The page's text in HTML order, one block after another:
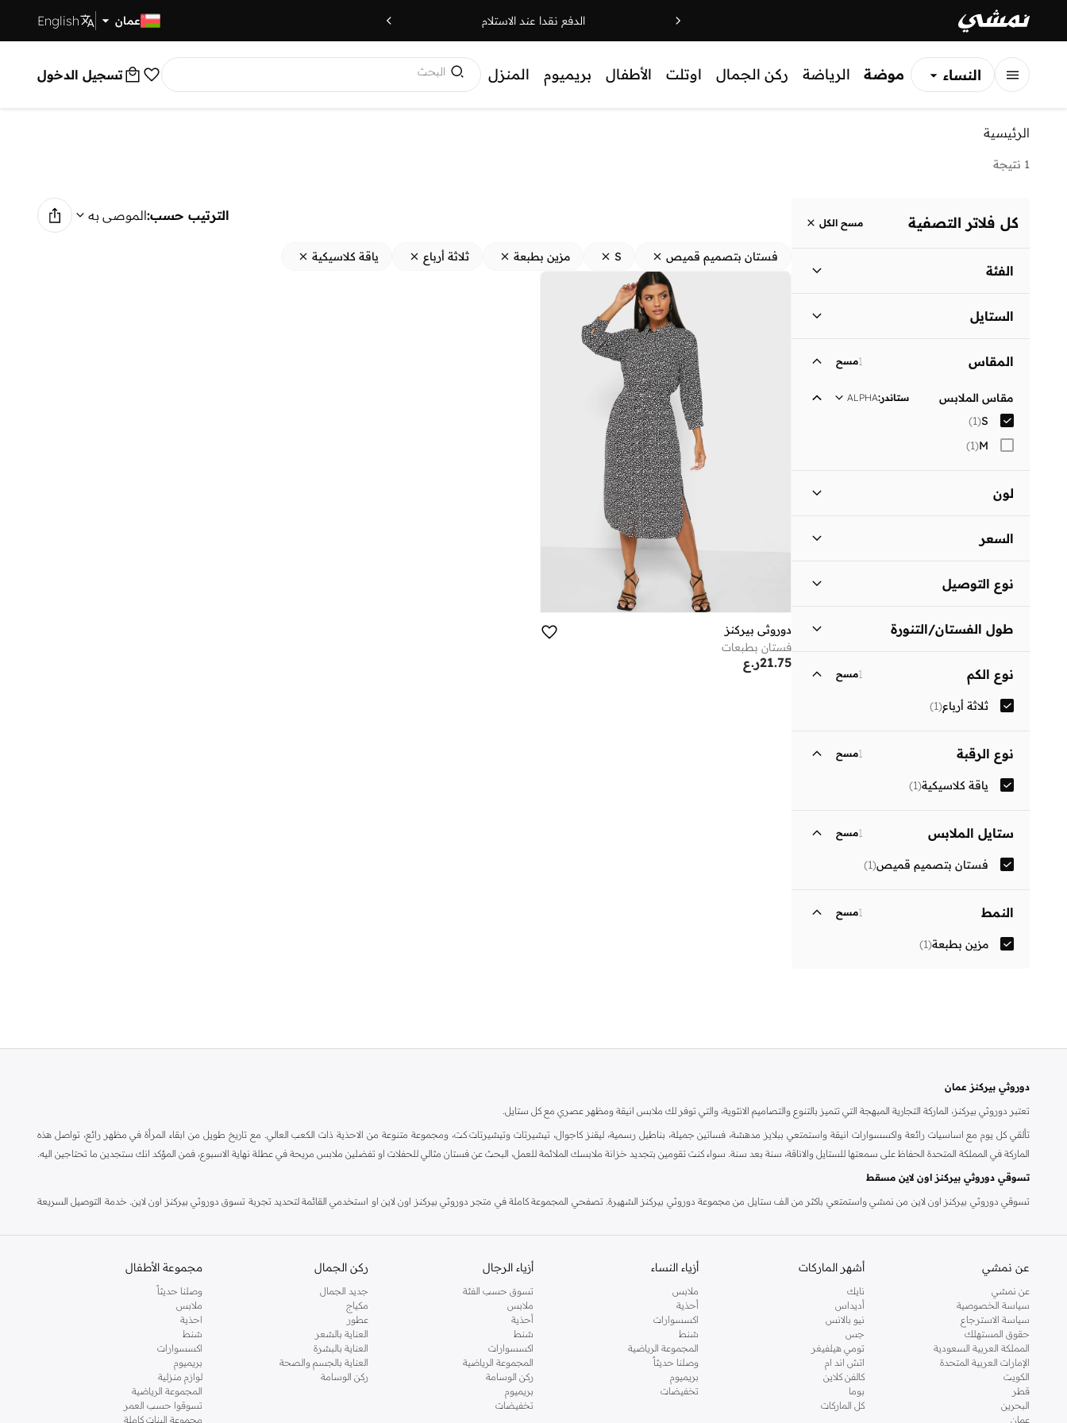
الدفع نقدا عند الاستلام عمان English
النساء
موضة الرياضة ركن الجمال اوتلت الأطفال بريميوم المنزل البحث تسجيل الدخول
الرئيسية
1 نتيجة
كل فلاتر التصفية مسح الكل
الفئة
نساء
الستايل
المقاس 1مسح
مقاس الملابس ستاندر:
ALPHA
S
(
1
)
M
(
1
)
لون
السعر
ر.ع
انطلق
نوع التوصيل
طول الفستان/التنورة
نوع الكم 1مسح
ثلاثة أرباع(
1
)
نوع الرقبة 1مسح
ياقة كلاسيكية(
1
)
ستايل الملابس 1مسح
فستان بتصميم قميص(
1
)
النمط 1مسح
مزين بطبعة(
1
)
الترتيب حسب:الموصى به
فستان بتصميم قميص S مزين بطبعة ثلاثة أرباع ياقة كلاسيكية
دوروثي بيركنز
فستان بطبعات
ر.ع21.75
دوروثي بيركنز عمان
تعتبر دوروثي بيركنز، الماركة التجارية المبهجة التي تتميز بالتنوع والتصاميم الانثوية، والتي توفر لك ملابس انيقة ومظهر عصري مع كل ستايل.
تألقي كل يوم مع اساسيات رائعة واكسسوارات انيقة واستمتعي ببلايز مدهشة، فساتين جميلة، بناطيل رسمية، ليقنز كاجوال، تيشيرتات وتيشيرتات كت، ومجموعة متنوعة من الاحذية ذات الكعب العالي. مع تاريخ طويل من ابقاء المرأة في مظهر رائع، تواصل هذه
الماركة في المملكة المتحدة الحفاظ على سمعتها للستايل والاناقة، سنة بعد سنة. سواء كنت تقومين بتجديد خزانة ملابسك الملائمة للعمل، البحث عن فستان مثالي للحفلات او تفضلين ملابس مريحة في عطلة نهاية الاسبوع، فمن المؤكد انك ستجدين ما تحتاجين اليه.
تسوقي دوروثي بيركنز اون لاين مسقط
تسوقي دوروثي بيركنز اون لاين من نمشي واستمتعي باكثر من الف ستايل من مجموعة دوروثي بيركنز الشهيرة. تصفحي المجموعة كاملة في متجر دوروثي بيركنز اون لاين او استخدمي القائمة لتحديد تجربة تسوق دوروثي بيركنز اون لاين. خدمة التوصيل السريعة
عن نمشي
عن نمشي
سياسة الخصوصية
سياسة الاسترجاع
حقوق المستهلك
المملكة العربية السعودية
الإمارات العربية المتحدة
الكويت
قطر
البحرين
عمان
أشهر الماركات
نايك
أديداس
نيو بالانس
جس
تومي هيلفيغر
اتش اند ام
كالفن كلاين
بوما
كل الماركات
أزياء النساء
ملابس
أحذية
اكسسوارات
شنط
المجموعة الرياضية
وصلنا حديثاً
بريميوم
تخفيضات
أزياء الرجال
تسوق حسب الفئة
ملابس
أحذية
شنط
اكسسوارات
المجموعة الرياضية
ركن الوسامة
بريميوم
تخفيضات
ركن الجمال
جديد الجمال
مكياج
عطور
العناية بالشعر
العناية بالبشرة
العناية بالجسم والصحة
ركن الوسامة
مجموعة الأطفال
وصلنا حديثاً
ملابس
احذية
شنط
اكسسوارات
بريميوم
لوازم منزلية
المجموعة الرياضية
تسوقوا حسب العمر
مجموعة البنات كاملة